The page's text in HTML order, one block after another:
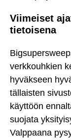
Viimeiset
tietoisena
verkkouhkien
hyväkseen
tällaisten
käyttöön
suojata
Valppaana